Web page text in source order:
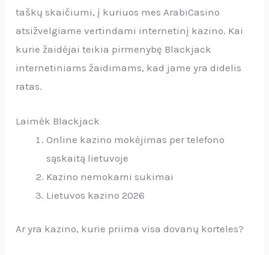
taškų skaičiumi, į kuriuos mes ArabiCasino
atsižvelgiame vertindami internetinį kazino. Kai
kurie žaidėjai teikia pirmenybę Blackjack
internetiniams žaidimams, kad jame yra didelis
ratas.
Laimėk Blackjack
Online kazino mokėjimas per telefono
sąskaitą lietuvoje
Kazino nemokami sukimai
Lietuvos kazino 2026
Ar yra kazino, kurie priima visa dovanų korteles?